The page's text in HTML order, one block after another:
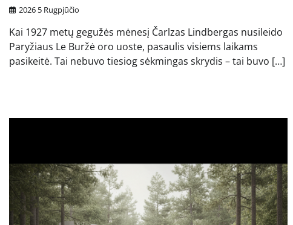
2026 5 Rugpjūčio
Kai 1927 metų gegužės mėnesį Čarlzas Lindbergas nusileido
Paryžiaus Le Buržė oro uoste, pasaulis visiems laikams
pasikeitė. Tai nebuvo tiesiog sėkmingas skrydis – tai buvo […]